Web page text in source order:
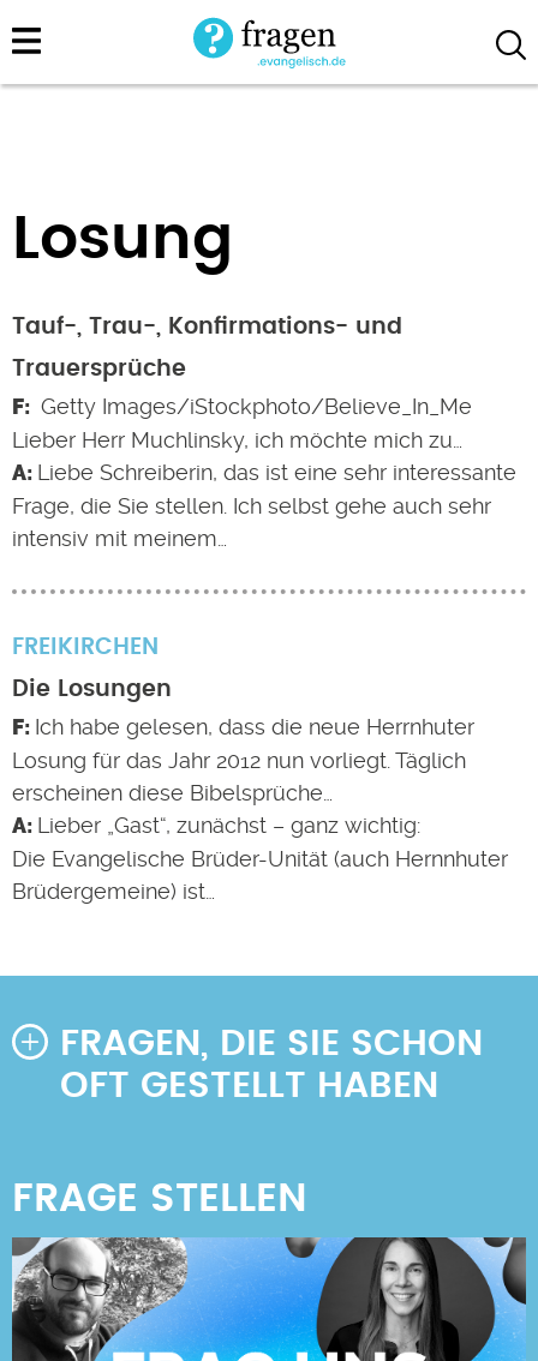
Direkt
zum
Losung
Tauf-, Trau-, Konfirmations- und
Trauersprüche
Getty Images/iStockphoto/Believe_In_Me
Lieber Herr Muchlinsky, ich möchte mich zu…
Liebe Schreiberin, das ist eine sehr interessante
Frage, die Sie stellen. Ich selbst gehe auch sehr
intensiv mit meinem…
FREIKIRCHEN
Die Losungen
Ich habe gelesen, dass die neue Herrnhuter
Losung für das Jahr 2012 nun vorliegt. Täglich
erscheinen diese Bibelsprüche…
Lieber „Gast“, zunächst – ganz wichtig:
Die Evangelische Brüder-Unität (auch Hernnhuter
Brüdergemeine) ist…
FRAGEN, DIE SIE SCHON
OFT GESTELLT HABEN